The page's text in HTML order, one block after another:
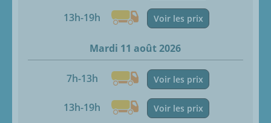
13h-19h Voir les prix
Mardi 11 août 2026
7h-13h Voir les prix
13h-19h Voir les prix